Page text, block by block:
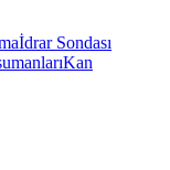
İdrar Sondası
Kan